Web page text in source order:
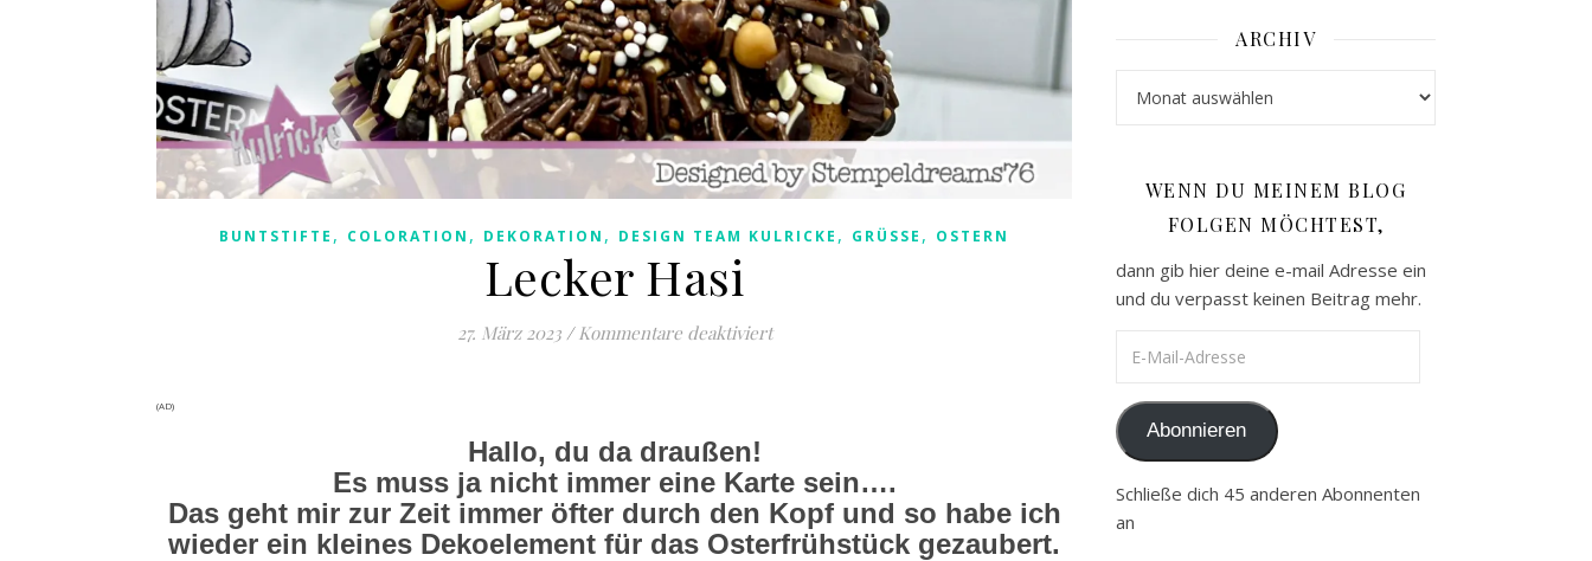
BUNTSTIFTE , COLORATION , DEKORATION , DESIGN TEAM KULRICKE , GRÜSSE , OSTERN
Lecker Hasi
27. März 2023 / Kommentare deaktiviertfür Lecker Hasi
(AD)
Hallo, du da draußen!
Es muss ja nicht immer eine Karte sein….
Das geht mir zur Zeit immer öfter durch den Kopf und so habe ich
wieder ein kleines Dekoelement für das Osterfrühstück gezaubert.
ARCHIV
WENN DU MEINEM BLOG
FOLGEN MÖCHTEST,
dann gib hier deine e-mail Adresse ein
und du verpasst keinen Beitrag mehr.
Abonnieren
Schließe dich 45 anderen Abonnenten
an